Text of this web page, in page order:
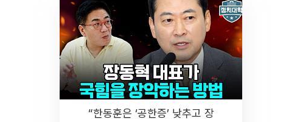
“한동훈은 ‘공한증’ 낮추고 장